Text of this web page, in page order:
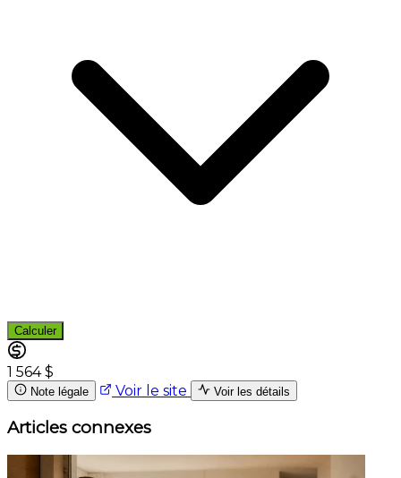
Calculer
1 564 $
Note légale Voir le site Voir les détails
Articles connexes